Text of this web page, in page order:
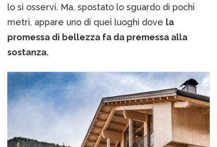
lo si osservi. Ma, spostato lo sguardo di pochi
metri, appare uno di quei luoghi dove la
promessa di bellezza fa da premessa alla
sostanza.